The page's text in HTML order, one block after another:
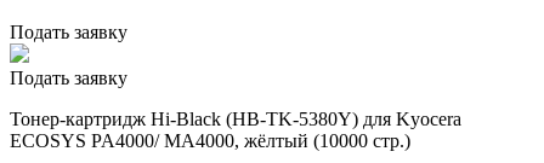
Подать заявку
Подать заявку
Тонер-картридж Hi-Black (HB-TK-5380Y) для Kyocera
ECOSYS PA4000/ MA4000, жёлтый (10000 стр.)